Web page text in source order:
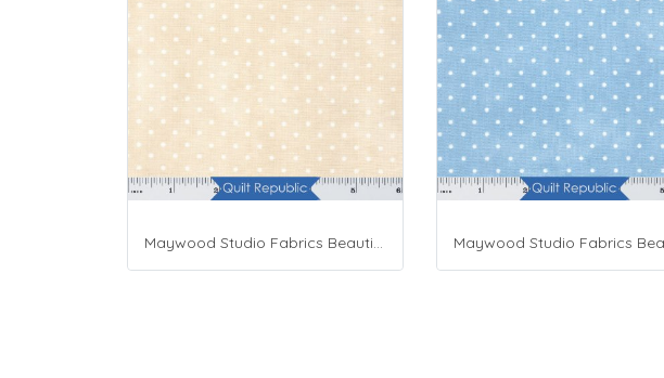
Maywood Studio Fabrics Beautiful Basics